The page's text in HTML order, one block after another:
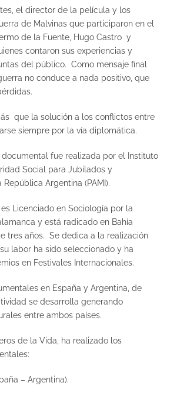
el director de la película y los
de Malvinas que participaron en el
de la Fuente, Hugo Castro y
contaron sus experiencias y
del público. Como mensaje final
no conduce a nada positivo, que
que la solución a los conflictos entre
siempre por la vía diplomática.
fue realizada por el Instituto
Social para Jubilados y
República Argentina (PAMI).
es Licenciado en Sociología por la
y está radicado en Bahía
tres años. Se dedica a la realización
labor ha sido seleccionado y ha
en Festivales Internacionales.
en España y Argentina, de
se desarrolla generando
entre ambos países.
de la Vida, ha realizado los
– Argentina).